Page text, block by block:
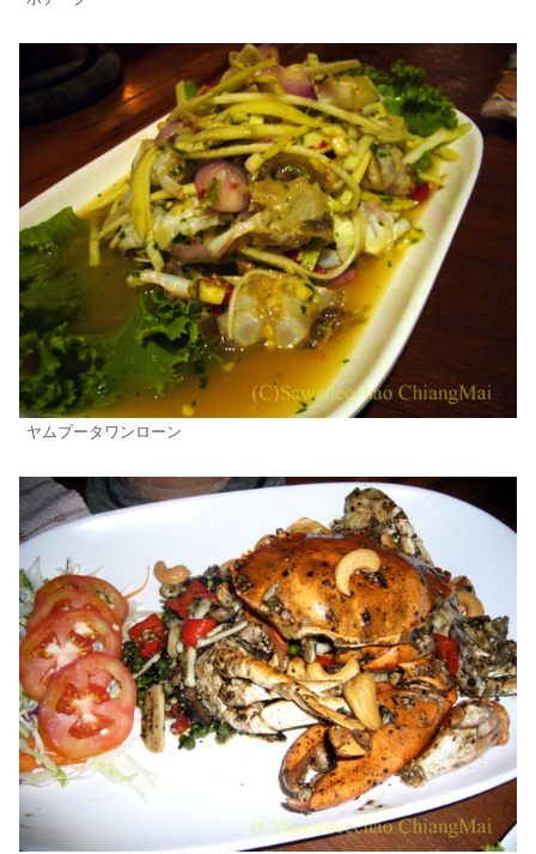
ヤムプータワンローン